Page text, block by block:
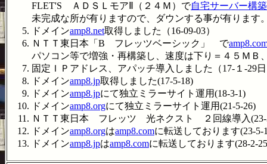
FLET'S ＡＤＳＬモアⅡ（２４Ｍ）で自宅サーバー構築
未完成な所が有りますので、ダウンする事が有ります
ドメインamp8.net取得しました（16-09-03）
ＮＴＴ東日本「B フレッツベーシック」 で
パソコン等で増強・再構築し、速度は下り＝４５ＭＢ
固定ＩＰアドレス、アパッチ導入しました（17-１-29
ドメインamp8.jp取得しました(17-5-18)
ドメインamp8.jpにて独立ミラーサイト運用(18-3-1)
ドメインamp8.orgにて独立ミラーサイト運用(21-5-26)
ＮＴＴ東日本 フレッツ 光ネクスト ２回線導入(23-
ドメインamp8.orgはamp8.comに転送しております(23-5-
ドメインamp8.jpはamp8.comに転送しております(28-2-